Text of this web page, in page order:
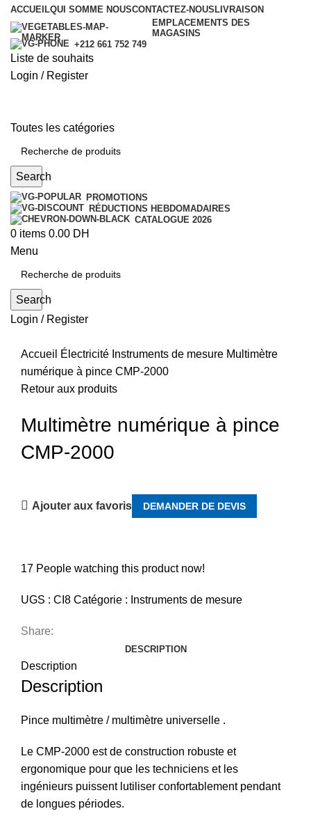
ACCUEILQUI SOMME NOUSCONTACTEZ-NOUS LIVRAISON
EMPLACEMENTS DES
MAGASINS
+212 661 752 749
Liste de souhaits
Login / Register
Toutes les catégories
Search
PROMOTIONS
RÉDUCTIONS HEBDOMADAIRES
CATALOGUE 2026
0 items 0.00 DH
Menu
Search
Login / Register
Accueil Électricité Instruments de mesure Multimètre
numérique à pince CMP-2000
Retour aux produits
Multimètre numérique à pince
CMP-2000
Ajouter aux favoris DEMANDER DE DEVIS
17 People watching this product now!
UGS : CI8 Catégorie : Instruments de mesure
Share:
DESCRIPTION
Description
Description
Pince multimètre / multimètre universelle .
Le CMP-2000 est de construction robuste et
ergonomique pour que les techniciens et les
ingénieurs puissent lutiliser confortablement pendant
de longues périodes.